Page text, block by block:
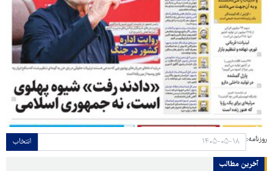
روزنامه: انتخاب
آخرین مطالب